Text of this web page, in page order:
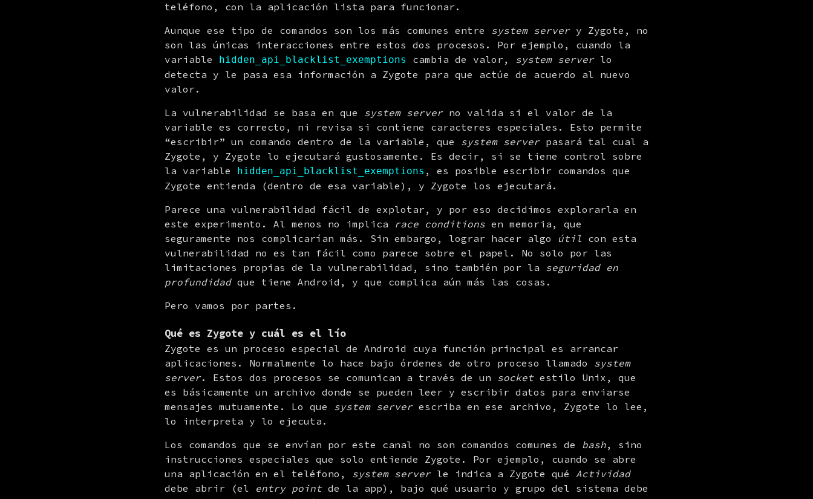
teléfono, con la aplicación lista para funcionar.
Aunque ese tipo de comandos son los más comunes entre system server y Zygote, no
son las únicas interacciones entre estos dos procesos. Por ejemplo, cuando la
variable hidden_api_blacklist_exemptions cambia de valor, system server lo
detecta y le pasa esa información a Zygote para que actúe de acuerdo al nuevo
valor.
La vulnerabilidad se basa en que system server no valida si el valor de la
variable es correcto, ni revisa si contiene caracteres especiales. Esto permite
“escribir” un comando dentro de la variable, que system server pasará tal cual a
Zygote, y Zygote lo ejecutará gustosamente. Es decir, si se tiene control sobre
la variable hidden_api_blacklist_exemptions , es posible escribir comandos que
Zygote entienda (dentro de esa variable), y Zygote los ejecutará.
Parece una vulnerabilidad fácil de explotar, y por eso decidimos explorarla en
este experimento. Al menos no implica race conditions en memoria, que
seguramente nos complicarían más. Sin embargo, lograr hacer algo útil con esta
vulnerabilidad no es tan fácil como parece sobre el papel. No solo por las
limitaciones propias de la vulnerabilidad, sino también por la seguridad en
profundidad que tiene Android, y que complica aún más las cosas.
Pero vamos por partes.
Qué es Zygote y cuál es el lío
Zygote es un proceso especial de Android cuya función principal es arrancar
aplicaciones. Normalmente lo hace bajo órdenes de otro proceso llamado system
server. Estos dos procesos se comunican a través de un socket estilo Unix, que
es básicamente un archivo donde se pueden leer y escribir datos para enviarse
mensajes mutuamente. Lo que system server escriba en ese archivo, Zygote lo lee,
lo interpreta y lo ejecuta.
Los comandos que se envían por este canal no son comandos comunes de bash, sino
instrucciones especiales que solo entiende Zygote. Por ejemplo, cuando se abre
una aplicación en el teléfono, system server le indica a Zygote qué Actividad
debe abrir (el entry point de la app), bajo qué usuario y grupo del sistema debe